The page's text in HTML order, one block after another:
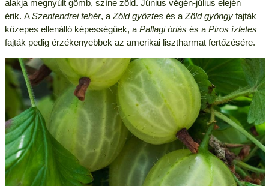
alakja megnyúlt gömb, színe zöld. Június végén-július elején
érik. ASzentendrei fehér, a Zöld győztes és a Zöld gyöngyfajták
közepes ellenálló képességűek, a Pallagi óriás és a Piros ízletes
fajták pedig érzékenyebbek az amerikai lisztharmat fertőzésére.